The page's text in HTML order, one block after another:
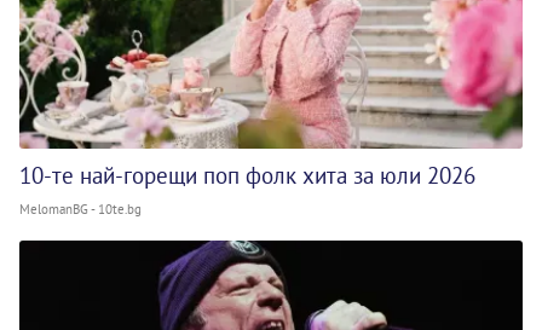
10-те най-горещи поп фолк хита за юли 2026
MelomanBG - 10te.bg